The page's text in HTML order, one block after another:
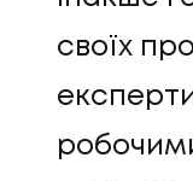
своїх